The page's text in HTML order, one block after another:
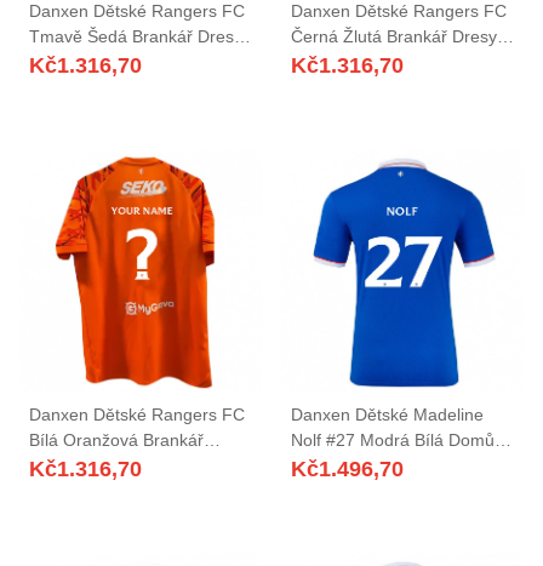
Danxen Dětské Rangers FC
Tmavě Šedá Brankář Dresy
2025/26 Dres
Kč1.316,70
Danxen Dětské Rangers FC
Černá Žlutá Brankář Dresy
2025/26 Dres
Kč1.316,70
Danxen Dětské Rangers FC
Bílá Oranžová Brankář
Dresy 2025/26 Dres
Kč1.316,70
Danxen Dětské Madeline
Nolf #27 Modrá Bílá Domů
Hráčské Dresy 2025/26 Dres
Kč1.496,70